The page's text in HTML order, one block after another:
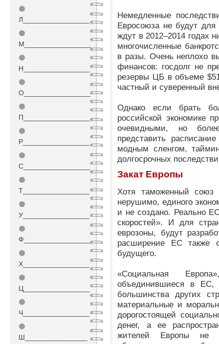
⚫
Л_________________
⚫
М_________________
⚫
Н_________________
⚫
О_________________
⚫
П_________________
⚫
Р_________________
⚫
С_________________
⚫
Т_________________
⚫
У_________________
⚫
Ф_________________
⚫
Х_________________
⚫
Ц_________________
⚫
Ч_________________
⚫
Ш________________
Немедленные
Евросоюза не будут
ждут в 2012–2014 годах
многочисленные
в разы. Очень неплохо
финансов: госдолг не
резервы ЦБ в объеме
частный и суверенный
Однако если брать
российской экономике
очевидными, но
представить
модным сленгом,
долгосрочных
Закат Европы
Хотя таможенный
нерушимо, единого
и не создано. Реально
скоростей». И для
еврозоны, будут
расширение ЕС также
будущего.
«Социальная
объединившиеся в ЕС,
большинства других
материальные и
дорогостоящей
денег, а ее
жителей Европы не